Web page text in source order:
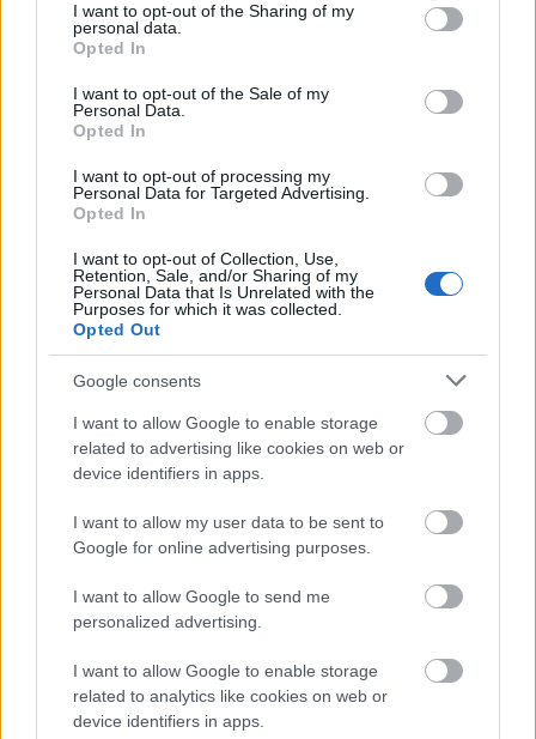
not limited to your visit or usage behaviour. You may click to
grant or deny consent to Google and its third-party tags to
use your data for below specified purposes in below Google
consent section.
I want to opt-out of the Sharing of my
personal data.
Opted In
I want to opt-out of the Sale of my
Personal Data.
Opted In
I want to opt-out of processing my
Personal Data for Targeted Advertising.
Opted In
I want to opt-out of Collection, Use,
Retention, Sale, and/or Sharing of my
Personal Data that Is Unrelated with the
Purposes for which it was collected.
Opted Out
Google consents
I want to allow Google to enable storage
related to advertising like cookies on web or
device identifiers in apps.
I want to allow my user data to be sent to
Google for online advertising purposes.
I want to allow Google to send me
personalized advertising.
I want to allow Google to enable storage
related to analytics like cookies on web or
device identifiers in apps.
Ακολουθήστε τοinsider.gr στο Google Newsκαι μάθετε
πρώτοι όλες τιςειδήσεις από την Ελλάδα και τον κόσμο.